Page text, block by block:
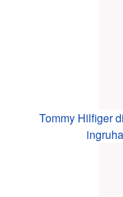
Tommy Hilfiger